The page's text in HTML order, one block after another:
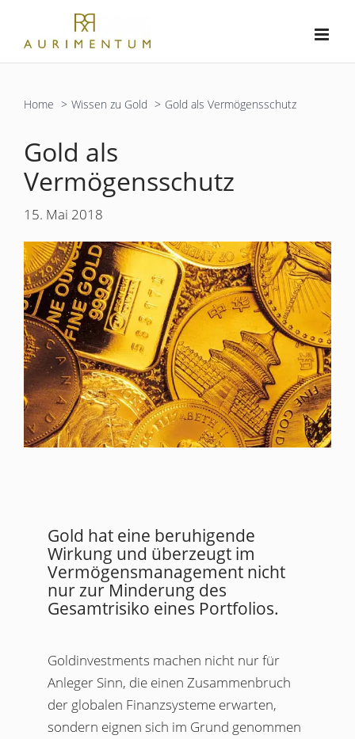
springen
Home Wissen zu Gold Gold als Vermögensschutz
Gold als
Vermögensschutz
15. Mai 2018
Gold hat eine beruhigende
Wirkung und überzeugt im
Vermögensmanagement nicht
nur zur Minderung des
Gesamtrisiko eines Portfolios.
Goldinvestments machen nicht nur für
Anleger Sinn, die einen Zusammenbruch
der globalen Finanzsysteme erwarten,
sondern eignen sich im Grund genommen